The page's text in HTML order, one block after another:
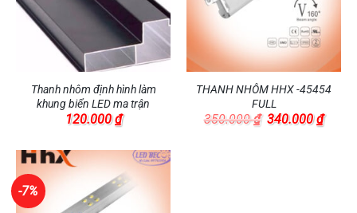
Thanh nhôm định hình làm
khung biển LED ma trận
120.000₫
THANH NHÔM HHX -45454
FULL
350.000₫ Giá
340.000₫Giá
hiện
-7%